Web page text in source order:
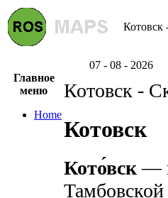
Котовск
07 - 08 - 2026
Главное
меню
Home
Котовск -
Котовск
Кото́вск —